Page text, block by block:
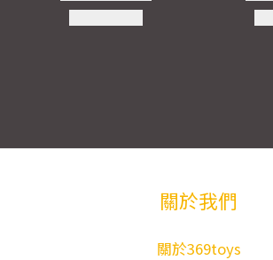
關於我們
關於369toys